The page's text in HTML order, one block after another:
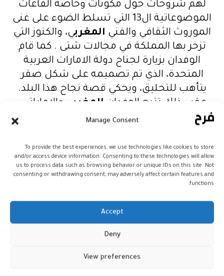
Manage Consent
To provide the best experiences, we use technologies like cookies to store
and/or access device information. Consenting to these technologies will allow
us to process data such as browsing behavior or unique IDs on this site. Not
consenting or withdrawing consent, may adversely affect certain features and
functions.
Accept
Deny
View preferences
لهم شروحات حول مكونات وخاصة القاعات
الموضوعاتية ال13 التي تسلط الضوء على غنى
الموروث الثقافي والفني المغربي، والكنوز التي
تزخر بها المملكة في مجالات شتى . كما قام
الوفدان بزيارة لجناح دولة الامارات العربية
المتحدة، الذي تم تصميمه على شكل صقر
يتأهب للتحليق، ويحكي قصة نجاح هذا البلد.
عقب ذلك تتبع الوفدان المغرب ي والاماراتي ،
استعراضا جويا رائعا لفرقة “المسيرة الخضراء”
سرب من ست طائرات .
وقدمت الفرقة لوحات استعراضية متنوعة
ومبهرة ، وحركات صعبة للغاية أداها ربابنة
محترفون فوق سماء “إكسبو 2020 دبي” .